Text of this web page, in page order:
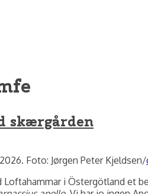
ornit.dk
skærgården
Foto: Jørgen Peter Kjeldsen/
Loftahammar i Östergötland